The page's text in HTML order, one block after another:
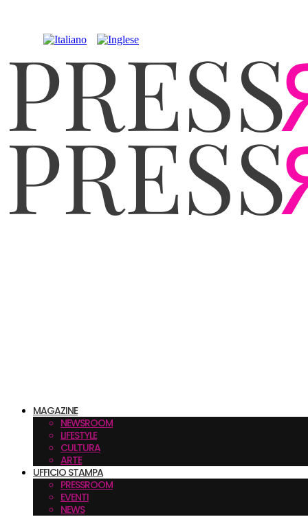
MAGAZINE
NEWSROOM
LIFESTYLE
CULTURA
ARTE
UFFICIO STAMPA
PRESSROOM
EVENTI
NEWS